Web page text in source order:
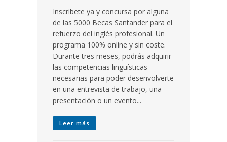
Inscribete ya y concursa por alguna
de las 5000 Becas Santander para el
refuerzo del inglés profesional. Un
programa 100% online y sin coste.
Durante tres meses, podrás adquirir
las competencias lingüísticas
necesarias para poder desenvolverte
en una entrevista de trabajo, una
presentación o un evento...
Leer más